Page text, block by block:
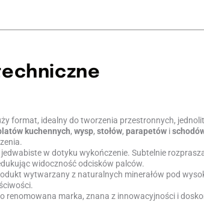
format, idealny do tworzenia przestronnych,
kuchennych, wysp, stołów, parapetów i
w dotyku wykończenie. Subtelnie
widoczność odcisków palców.
wytwarzany z naturalnych minerałów pod
renomowana marka, znana z innowacyjności i